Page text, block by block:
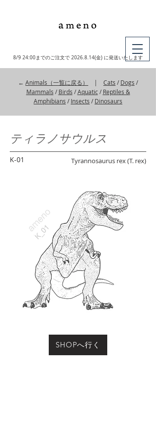
8/9 24:00までのご注文で 2026.8.14(金) に発送いたします
← Animals（一覧に戻る） | Cats / Dogs /
Mammals / Birds /Aquatic/ Reptiles &
Amphibians / Insects / Dinosaurs
ティラノサウルス
K-01 Tyrannosaurus rex (T. rex)
SHOPへ行く